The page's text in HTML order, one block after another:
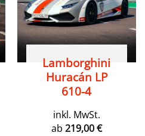
Lamborghini
Huracán LP
610-4
inkl. MwSt.
ab 219,00€